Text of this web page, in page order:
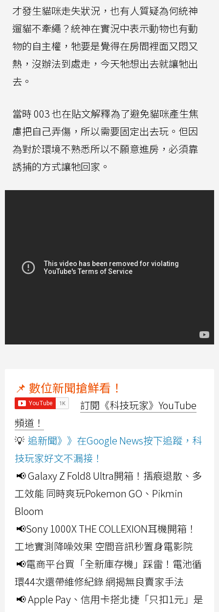
才發生貓咪走失狀況，也有人質疑為何統神
遛貓不牽繩？統神在實況中表示動物也有動
物的自主權，牠要是覺得在房間裡面又悶又
熱，沒辦法到處走，今天牠想出去就讓牠出
去。
當時 003 也在貼文解釋為了避免貓咪產生焦
慮把自己弄傷，所以需要固定出去玩。但因
為對於環境不熟悉所以不願意進房，必須靠
誘捕的方式讓牠回家。
📌 數位新聞搶鮮看！
訂閱《科技玩家》YouTube
頻道！
💡 追新聞》》在Google News按下追蹤，科
技玩家好文不漏接！
📢 Galaxy Z Fold8 Ultra開箱！摺痕退散、多
工效能 同時爽玩Pokemon GO、Pikmin
Bloom
📢Sony 1000X THE COLLEXION耳機開箱！
工地實測降噪效果 空間音訊秒置身電影院
📢電商平台買「全新庫存機」踩雷！電池循
環44次還帶維修紀錄 網揭無良賣家手法
📢 Apple Pay、信用卡搭北捷「只扣1元」是